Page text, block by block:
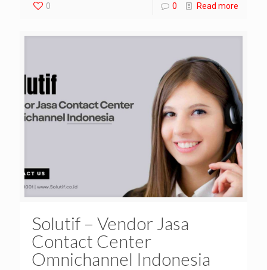
0 0 Read more
Solutif – Vendor Jasa
Contact Center
Omnichannel Indonesia